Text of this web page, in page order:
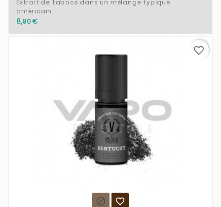
Extrait de tabacs dans un mélange typique
américain.
8,90 €
 
favorite_border